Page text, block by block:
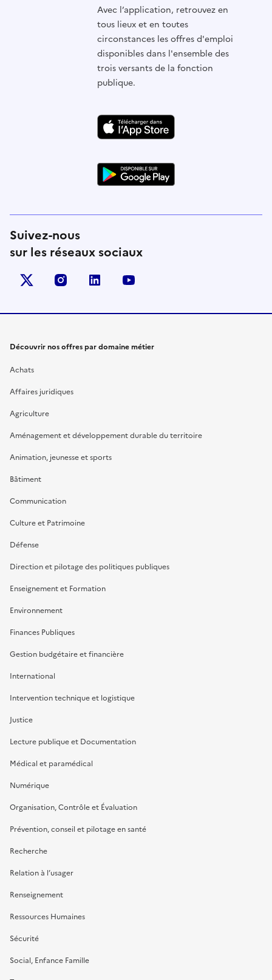
Avec l’application, retrouvez en
tous lieux et en toutes
circonstances les offres d'emploi
disponibles dans l'ensemble des
trois versants de la fonction
publique.
Suivez-nous
sur les réseaux sociaux
X (anciennement Twitter)
instagramlinkedin
Découvrir nos offres par domaine métier
Achats
Affaires juridiques
Agriculture
Aménagement et développement durable du territoire
Animation, jeunesse et sports
Bâtiment
Communication
Culture et Patrimoine
Défense
Direction et pilotage des politiques publiques
Enseignement et Formation
Environnement
Finances Publiques
Gestion budgétaire et financière
International
Intervention technique et logistique
Justice
Lecture publique et Documentation
Médical et paramédical
Numérique
Organisation, Contrôle et Évaluation
Prévention, conseil et pilotage en santé
Recherche
Relation à l’usager
Renseignement
Ressources Humaines
Sécurité
Social, Enfance Famille